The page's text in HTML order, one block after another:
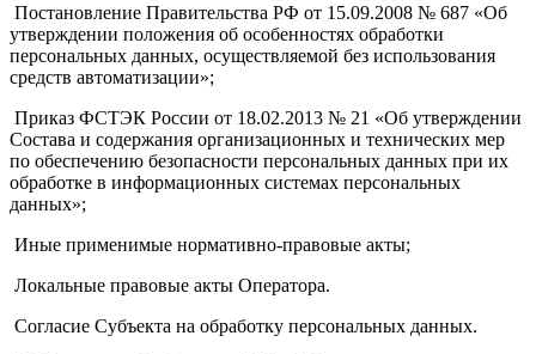
Постановление Правительства РФ от 15.09.2008 № 687 «Об
утверждении положения об особенностях обработки
персональных данных, осуществляемой без использования
средств автоматизации»;
Приказ ФСТЭК России от 18.02.2013 № 21 «Об утверждении
Состава и содержания организационных и технических мер
по обеспечению безопасности персональных данных при их
обработке в информационных системах персональных
данных»;
Иные применимые нормативно-правовые акты;
Локальные правовые акты Оператора.
Согласие Субъекта на обработку персональных данных.